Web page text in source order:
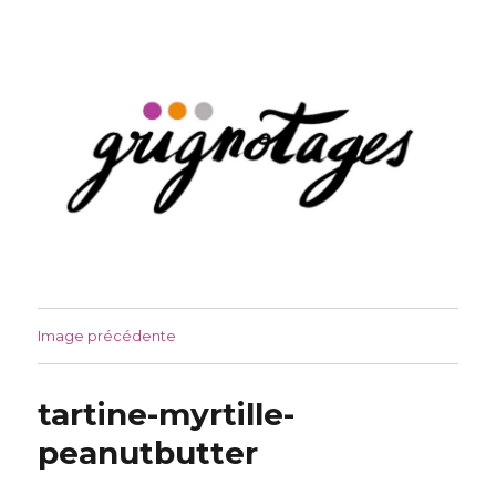
Image précédente
tartine-myrtille-
peanutbutter